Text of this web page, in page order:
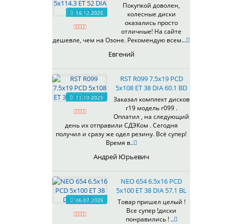
428
429
430
433
438
503
505
508
511
528
529
530
531
16.12.2025
Покупкой доволен,
колесные диски
оказались просто
отличные! На сайте
дешевле, чем на Озоне. Рекомендую всем...
Евгений
11.10.2025
RST R099 7.5x19 PCD
5x108 ET 38 DIA 60.1 BD
Заказал комплект дисков
r19 модель r099 .
Оплатил , на следующий
день их отправили СДЭКом . Сегодня
получил и сразу же одел резину. Всё супер!
Время в..
Андрей Юрьевич
06.07.2025
NEO 654 6.5x16 PCD
5x100 ET 38 DIA 57.1 BL
Товар пришел целый !
Все супер !диски
понравились ! ..